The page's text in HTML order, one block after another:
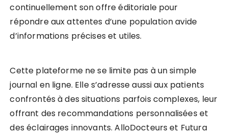
continuellement son offre éditoriale pour
répondre aux attentes d’une population avide
d’informations précises et utiles.
Cette plateforme ne se limite pas à un simple
journal en ligne. Elle s’adresse aussi aux patients
confrontés à des situations parfois complexes, leur
offrant des recommandations personnalisées et
des éclairages innovants. AlloDocteurs et Futura